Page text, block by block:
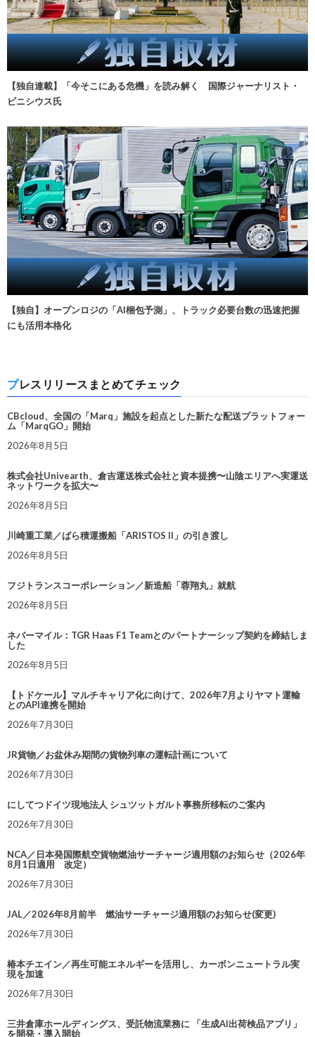
【独自連載】「今そこにある危機」を読み解く 国際ジャーナリスト・
ビニシウス氏
【独自】オープンロジの「AI梱包予測」、トラック必要台数の迅速把握
にも活用本格化
プレスリリースまとめてチェック
CBcloud、全国の「Marq」施設を起点とした新たな配送プラットフォー
ム「MarqGO」開始
2026年8月5日
株式会社Univearth、倉吉運送株式会社と資本提携〜山陰エリアへ実運送
ネットワークを拡大〜
2026年8月5日
川崎重工業／ばら積運搬船「ARISTOS II」の引き渡し
2026年8月5日
フジトランスコーポレーション／新造船「蓉翔丸」就航
2026年8月5日
ネバーマイル：TGR Haas F1 Teamとのパートナーシップ契約を締結しま
した
2026年8月5日
【トドケール】マルチキャリア化に向けて、2026年7月よりヤマト運輸
とのAPI連携を開始
2026年7月30日
JR貨物／お盆休み期間の貨物列車の運転計画について
2026年7月30日
にしてつドイツ現地法人 シュツットガルト事務所移転のご案内
2026年7月30日
NCA／日本発国際航空貨物燃油サーチャージ適用額のお知らせ（2026年
8月1日適用 改定）
2026年7月30日
JAL／2026年8月前半 燃油サーチャージ適用額のお知らせ(変更)
2026年7月30日
椿本チエイン／再生可能エネルギーを活用し、カーボンニュートラル実
現を加速
2026年7月30日
三井倉庫ホールディングス、受託物流業務に 「生成AI出荷検品アプリ」
を開発・導入開始